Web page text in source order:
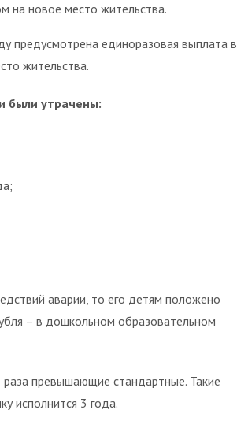
на новое место жительства.
предусмотрена единоразовая выплата в
жительства.
были утрачены:
аварии, то его детям положено
– в дошкольном образовательном
превышающие стандартные. Такие
исполнится 3 года.